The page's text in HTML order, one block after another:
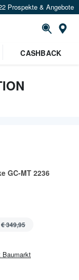
Prospekte & Angebote
CASHBACK
GC-MT 2236
€ 349,95
Baumarkt